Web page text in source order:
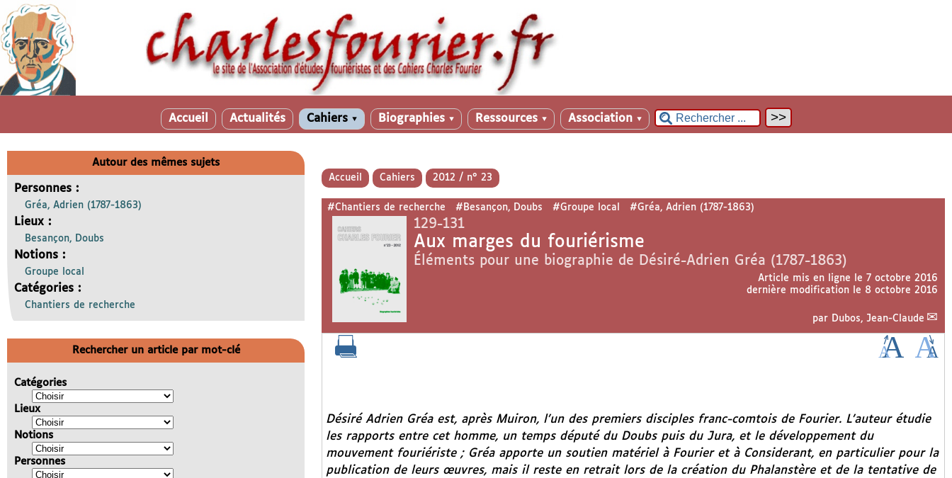
Accueil Actualités Cahiers ▼ Biographies ▼ Ressources ▼ Association ▼
Accueil Cahiers 2012 / n° 23
#Chantiers de recherche #Besançon, Doubs #Groupe local #Gréa, Adrien (1787-1863)
129-131
Aux marges du fouriérisme
Éléments pour une biographie de Désiré-Adrien Gréa (1787-1863)
Article mis en ligne le 7 octobre 2016
dernière modification le 8 octobre 2016
par Dubos, Jean-Claude
Désiré Adrien Gréa est, après Muiron, l’un des premiers disciples franc-comtois de Fourier. L’auteur étudie
les rapports entre cet homme, un temps député du Doubs puis du Jura, et le développement du
mouvement fouriériste ; Gréa apporte un soutien matériel à Fourier et à Considerant, en particulier pour la
publication de leurs œuvres, mais il reste en retrait lors de la création du Phalanstèreet de la tentative de
Autour des mêmes sujets
Personnes :
Gréa, Adrien (1787-1863)
Lieux :
Besançon, Doubs
Notions :
Groupe local
Catégories :
Chantiers de recherche
Rechercher un article par mot-clé
Catégories
Lieux
Notions
Personnes